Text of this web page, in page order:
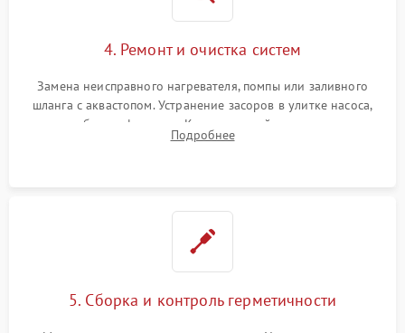
4. Ремонт и очистка систем
Замена неисправного нагревателя, помпы или заливного
шланга с аквастопом. Устранение засоров в улитке насоса,
патрубках и фильтрах. Компонентный ремонт платы
управления, восстановление поврежденной проводки.
Подробнее
5. Сборка и контроль герметичности